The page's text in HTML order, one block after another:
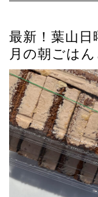
最新！葉山
月の朝ごは